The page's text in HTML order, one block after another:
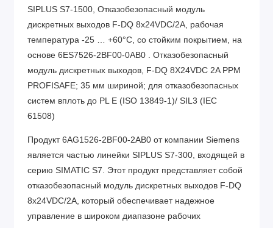
SIPLUS S7-1500, Отказобезопасный модуль
дискретных выходов F-DQ 8x24VDC/2A, рабочая
температура -25 … +60°C, со стойким покрытием, на
основе 6ES7526-2BF00-0AB0 . Отказобезопасный
модуль дискретных выходов, F-DQ 8X24VDC 2A PPM
PROFISAFE; 35 мм шириной; для отказобезопасных
систем вплоть до PL E (ISO 13849-1)/ SIL3 (IEC
61508)
Продукт 6AG1526-2BF00-2AB0 от компании Siemens
является частью линейки SIPLUS S7-300, входящей в
серию SIMATIC S7. Этот продукт представляет собой
отказобезопасный модуль дискретных выходов F-DQ
8x24VDC/2A, который обеспечивает надежное
управление в широком диапазоне рабочих